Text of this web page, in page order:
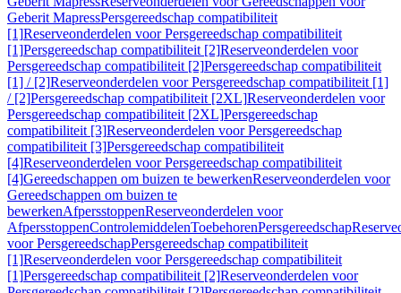
Geberit MapressPersgereedschap compatibiliteit
[1]Reserveonderdelen voor Persgereedschap compatibiliteit
[1]Persgereedschap compatibiliteit [2]Reserveonderdelen voor
Persgereedschap compatibiliteit [2]Persgereedschap compatibiliteit
[1] / [2]Reserveonderdelen voor Persgereedschap compatibiliteit [1]
/ [2]Persgereedschap compatibiliteit [2XL]Reserveonderdelen voor
Persgereedschap compatibiliteit [2XL]Persgereedschap
compatibiliteit [3]Reserveonderdelen voor Persgereedschap
compatibiliteit [3]Persgereedschap compatibiliteit
[4]Reserveonderdelen voor Persgereedschap compatibiliteit
[4]Gereedschappen om buizen te bewerkenReserveonderdelen voor
Gereedschappen om buizen te
bewerkenAfpersstoppenReserveonderdelen voor
AfpersstoppenControlemiddelenToebehorenPersgereedschap
voor PersgereedschapPersgereedschap compatibiliteit
[1]Reserveonderdelen voor Persgereedschap compatibiliteit
[1]Persgereedschap compatibiliteit [2]Reserveonderdelen voor